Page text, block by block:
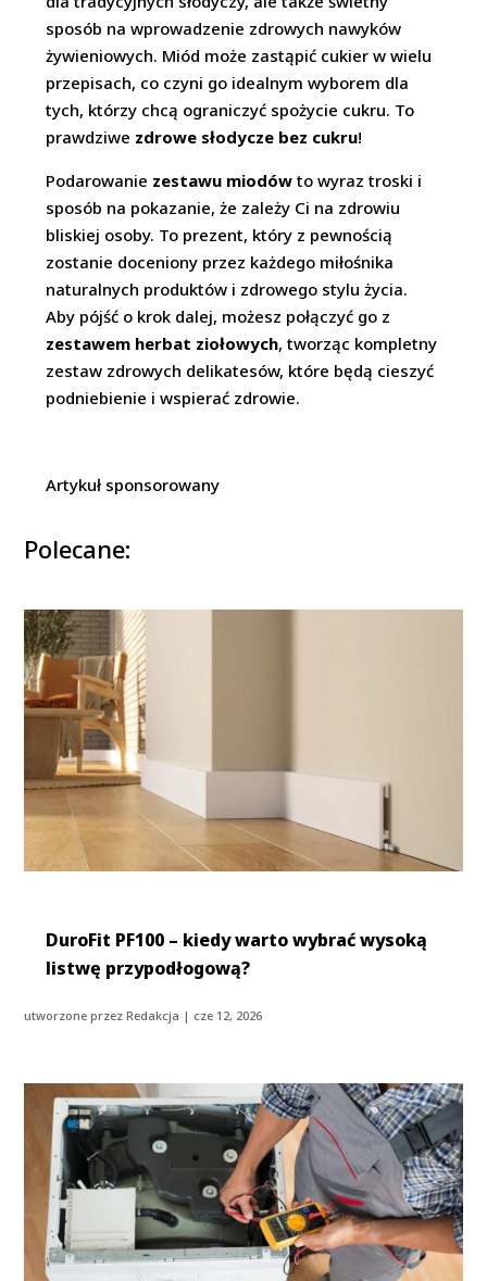
sposób na wprowadzenie zdrowych nawyków
żywieniowych. Miód może zastąpić cukier w wielu
przepisach, co czyni go idealnym wyborem dla
tych, którzy chcą ograniczyć spożycie cukru. To
prawdziwe zdrowe słodycze bez cukru!
Podarowanie zestawu miodów to wyraz troski i
sposób na pokazanie, że zależy Ci na zdrowiu
bliskiej osoby. To prezent, który z pewnością
zostanie doceniony przez każdego miłośnika
naturalnych produktów i zdrowego stylu życia.
Aby pójść o krok dalej, możesz połączyć go z
zestawem herbat ziołowych, tworząc kompletny
zestaw zdrowych delikatesów, które będą cieszyć
podniebienie i wspierać zdrowie.
Artykuł sponsorowany
Polecane:
DuroFit PF100 – kiedy warto wybrać wysoką
listwę przypodłogową?
utworzone przezRedakcja | cze 12, 2026